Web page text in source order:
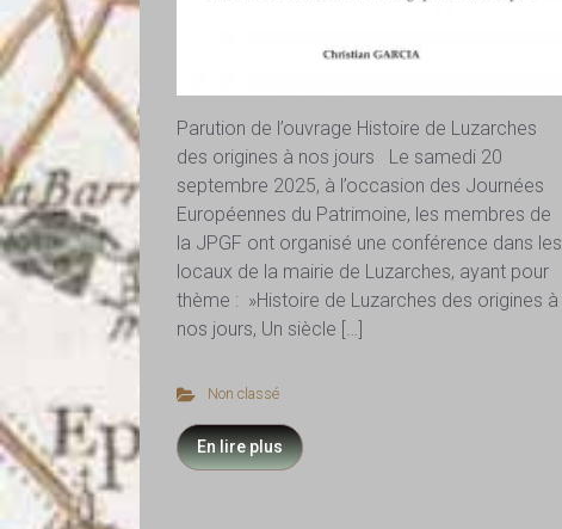
Parution de l’ouvrage Histoire de Luzarches
des origines à nos jours Le samedi 20
septembre 2025, à l’occasion des Journées
Européennes du Patrimoine, les membres de
la JPGF ont organisé une conférence dans les
locaux de la mairie de Luzarches, ayant pour
thème : »Histoire de Luzarches des origines à
nos jours, Un siècle […]
Non classé
En lire plus